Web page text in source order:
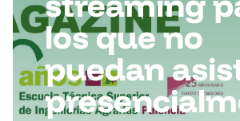
los que no
puedan